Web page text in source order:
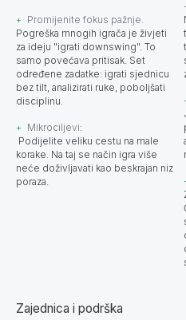
Promijenite fokus pažnje.
Pogreška mnogih igrača je živjeti
za ideju "igrati downswing". To
samo povećava pritisak. Set
određene zadatke: igrati sjednicu
bez tilt, analizirati ruke, poboljšati
disciplinu.
Mikrociljevi:
Podijelite veliku cestu na male
korake. Na taj se način igra više
neće doživljavati kao beskrajan niz
poraza.
Zajednica i podrška